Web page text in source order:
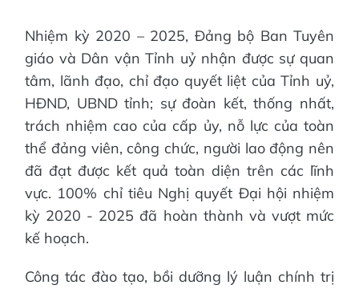
Nhiệm kỳ 2020 – 2025, Đảng bộ Ban Tuyên
giáo và Dân vận Tỉnh uỷ nhận được sự quan
tâm, lãnh đạo, chỉ đạo quyết liệt của Tỉnh uỷ,
HĐND, UBND tỉnh; sự đoàn kết, thống nhất,
trách nhiệm cao của cấp ủy, nỗ lực của toàn
thể đảng viên, công chức, người lao động nên
đã đạt được kết quả toàn diện trên các lĩnh
vực. 100% chỉ tiêu Nghị quyết Đại hội nhiệm
kỳ 2020 - 2025 đã hoàn thành và vượt mức
kế hoạch.
Công tác đào tạo, bồi dưỡng lý luận chính trị